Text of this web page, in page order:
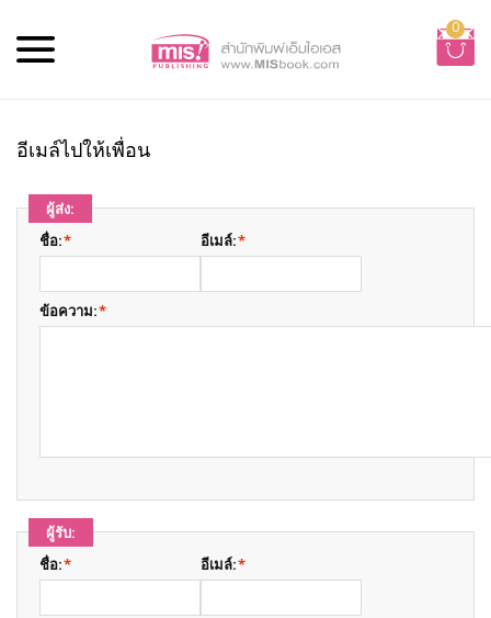
0
อีเมล์ไปให้เพื่อน
ผู้ส่ง:
*
ชื่อ: *
อีเมล์:
*
ข้อความ:
ผู้รับ:
*
ชื่อ: *
อีเมล์: